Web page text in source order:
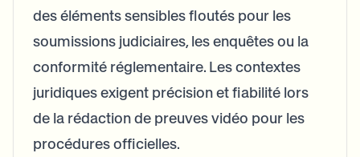
des éléments sensibles floutés pour les
soumissions judiciaires, les enquêtes ou la
conformité réglementaire. Les contextes
juridiques exigent précision et fiabilité lors
de la rédaction de preuves vidéo pour les
procédures officielles.